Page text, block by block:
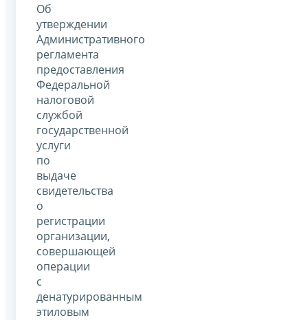
Об
утверждении
Административного
регламента
предоставления
Федеральной
налоговой
службой
государственной
услуги
по
выдаче
свидетельства
о
регистрации
организации,
совершающей
операции
с
денатурированным
этиловым